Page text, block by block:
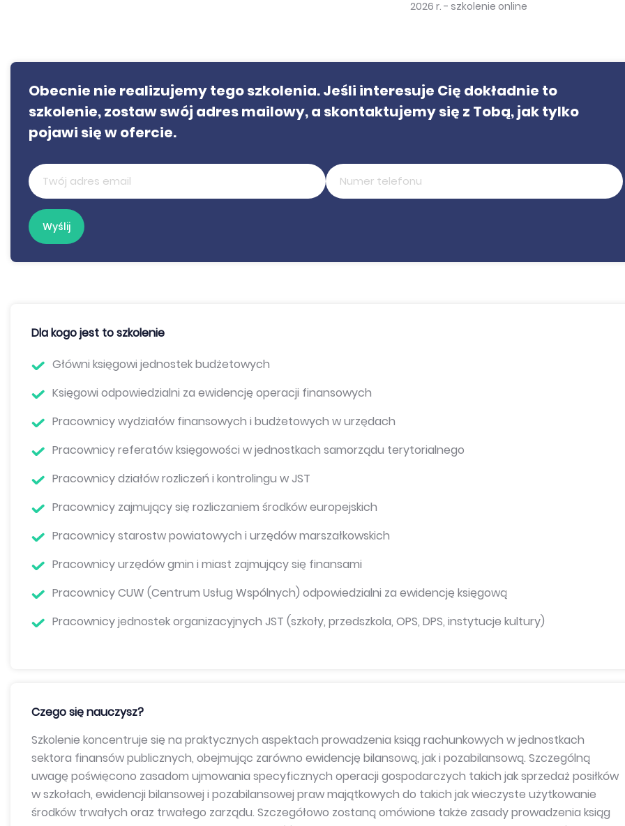
2026 r. - szkolenie online
Obecnie nie realizujemy tego szkolenia. Jeśli interesuje Cię dokładnie to
szkolenie, zostaw swój adres mailowy, a skontaktujemy się z Tobą, jak tylko
pojawi się w ofercie.
Dla kogo jest to szkolenie
Główni księgowi jednostek budżetowych
Księgowi odpowiedzialni za ewidencję operacji finansowych
Pracownicy wydziałów finansowych i budżetowych w urzędach
Pracownicy referatów księgowości w jednostkach samorządu terytorialnego
Pracownicy działów rozliczeń i kontrolingu w JST
Pracownicy zajmujący się rozliczaniem środków europejskich
Pracownicy starostw powiatowych i urzędów marszałkowskich
Pracownicy urzędów gmin i miast zajmujący się finansami
Pracownicy CUW (Centrum Usług Wspólnych) odpowiedzialni za ewidencję księgową
Pracownicy jednostek organizacyjnych JST (szkoły, przedszkola, OPS, DPS, instytucje kultury)
Czego się nauczysz?
Szkolenie koncentruje się na praktycznych aspektach prowadzenia ksiąg rachunkowych w jednostkach
sektora finansów publicznych, obejmując zarówno ewidencję bilansową, jak i pozabilansową. Szczególną
uwagę poświęcono zasadom ujmowania specyficznych operacji gospodarczych takich jak sprzedaż posiłków
w szkołach, ewidencji bilansowej i pozabilansowej praw majątkowych do takich jak wieczyste użytkowanie
środków trwałych oraz trwałego zarządu. Szczegółowo zostaną omówione także zasady prowadzenia ksiąg